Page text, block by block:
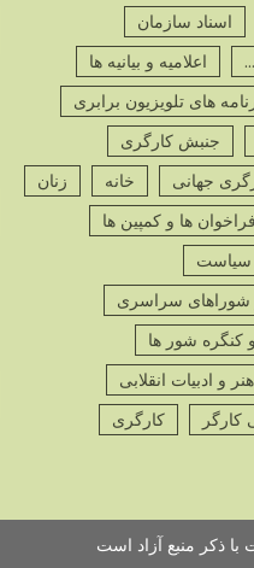
اسناد سازمان
اعلامیه و بیانیه ها
های تلویزیون برابری
جنبش کارگری
جهانی خانه
زنان
ها و کمپین ها
سیاست
شوراهای سراسری
شور ها
هنر و ادبیات انقلابی
کارگر
کارگری
با ذکر منبع آزاد است